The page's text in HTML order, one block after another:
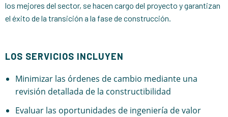
los mejores del sector, se hacen cargo del proyecto y garantizan
el éxito de la transición a la fase de construcción.
LOS SERVICIOS INCLUYEN
Minimizar las órdenes de cambio mediante una
revisión detallada de la constructibilidad
Evaluar las oportunidades de ingeniería de valor